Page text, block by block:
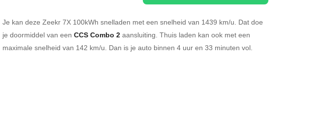
Je kan deze Zeekr 7X 100kWh snelladen met een snelheid van 1439 km/u. Dat doe
je doormiddel van een CCS Combo 2 aansluiting. Thuis laden kan ook met een
maximale snelheid van 142 km/u. Dan is je auto binnen 4 uur en 33 minuten vol.